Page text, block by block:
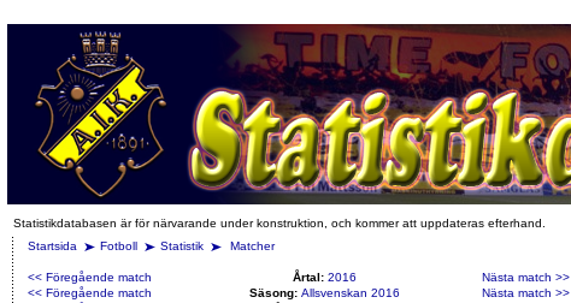
Statistikdatabasen är för närvarande under konstruktion, och kommer att uppdateras efterhand.
Startsida
Fotboll Statistik Matcher
<< Föregående match Årtal: 2016
Nästa match >>
<< Föregående match
Säsong: Allsvenskan 2016
Nästa match >>